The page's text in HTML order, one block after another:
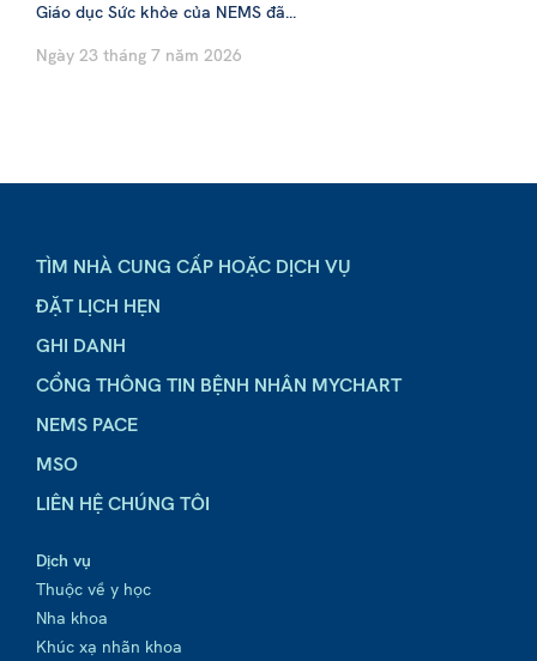
Giáo dục Sức khỏe của NEMS đã...
Ngày 23 tháng 7 năm 2026
TÌM NHÀ CUNG CẤP HOẶC DỊCH VỤ
ĐẶT LỊCH HẸN
GHI DANH
CỔNG THÔNG TIN BỆNH NHÂN MYCHART
NEMS PACE
MSO
LIÊN HỆ CHÚNG TÔI
Dịch vụ
Thuộc về y học
Nha khoa
Khúc xạ nhãn khoa